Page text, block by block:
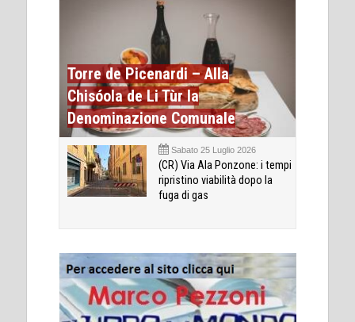
Torre de Picenardi – Alla
Chisóola de Li Tùr la
Denominazione Comunale
Sabato 25 Luglio 2026
(CR) Via Ala Ponzone: i tempi
ripristino viabilità dopo la
fuga di gas